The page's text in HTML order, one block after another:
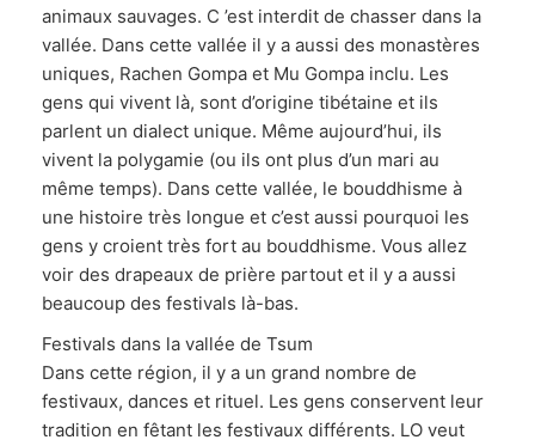
animaux sauvages. C ’est interdit de chasser dans la
vallée. Dans cette vallée il y a aussi des monastères
uniques, Rachen Gompa et Mu Gompa inclu. Les
gens qui vivent là, sont d’origine tibétaine et ils
parlent un dialect unique. Même aujourd’hui, ils
vivent la polygamie (ou ils ont plus d’un mari au
même temps). Dans cette vallée, le bouddhisme à
une histoire très longue et c’est aussi pourquoi les
gens y croient très fort au bouddhisme. Vous allez
voir des drapeaux de prière partout et il y a aussi
beaucoup des festivals là-bas.
Festivals dans la vallée de Tsum
Dans cette région, il y a un grand nombre de
festivaux, dances et rituel. Les gens conservent leur
tradition en fêtant les festivaux différents. LO veut